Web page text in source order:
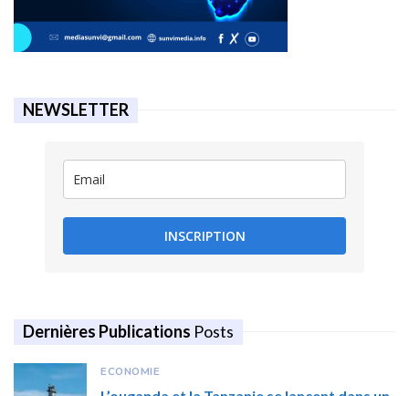
NEWSLETTER
INSCRIPTION
Dernières Publications Posts
ECONOMIE